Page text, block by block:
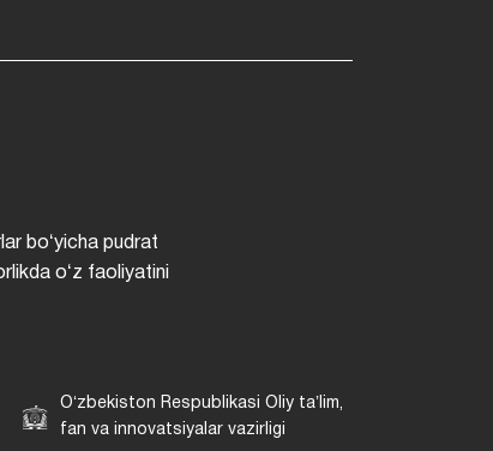
boʻyicha pudrat
oʻz faoliyatini
Oʻzbekiston Respublikasi Oliy taʼlim,
fan va innovatsiyalar vazirligi